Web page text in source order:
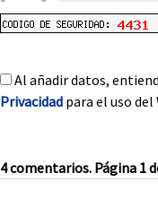
Al añadir datos,
Privacidad para el uso del
4 comentarios. Página 1